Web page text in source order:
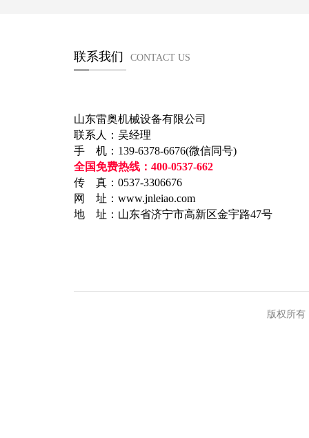
联系我们 CONTACT US
山东雷奥机械设备有限公司
联系人：吴经理
手 机：139-6378-6676(微信同号)
全国免费热线：400-0537-662
传 真：0537-3306676
网 址：www.jnleiao.com
地 址：山东省济宁市高新区金宇路47号
版权所